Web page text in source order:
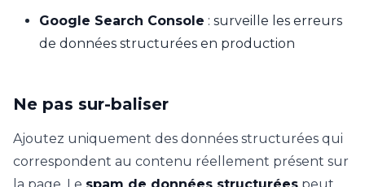
Google Search Console : surveille les erreurs
de données structurées en production
Ne pas sur-baliser
Ajoutez uniquement des données structurées qui
correspondent au contenu réellement présent sur